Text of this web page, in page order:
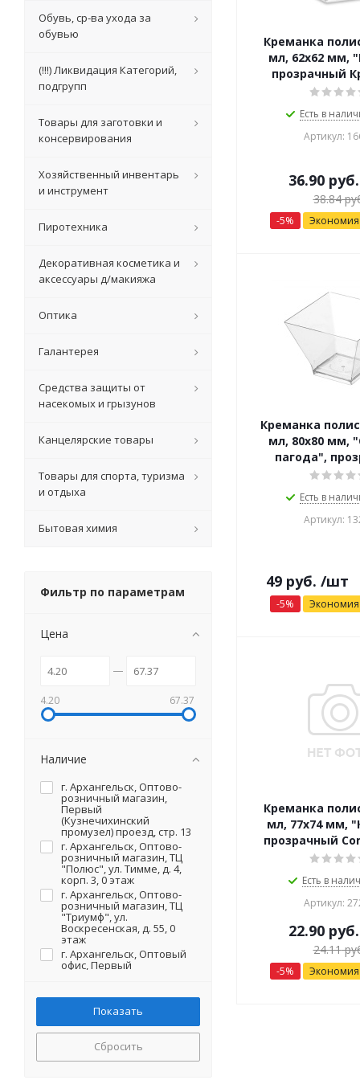
Креманка
мл, 62х62 мм,
прозрачный
Есть в
Артикул:
36.90руб.
38.84
-5%
Креманка
мл, 80х80 мм,
пагода",
Есть в
Артикул:
49 руб. /шт
-5%
Креманка
мл, 77х74 мм,
прозрачный
Есть в
Артикул:
22.90руб.
24.11
-5%
Обувь, ср-ва ухода за
обувью
(!!!) Ликвидация Категорий,
подгрупп
Товары для заготовки и
консервирования
Хозяйственный инвентарь
и инструмент
Пиротехника
Декоративная косметика и
аксессуары д/макияжа
Оптика
Галантерея
Средства защиты от
насекомых и грызунов
Канцелярские товары
Товары для спорта, туризма
и отдыха
Бытовая химия
Фильтр по параметрам
Цена
4.20 67.37
Наличие
г. Архангельск, Оптово-
розничный магазин,
Первый
(Кузнечихинский
промузел) проезд, стр. 13
г. Архангельск, Оптово-
розничный магазин, ТЦ
"Полюс", ул. Тимме, д. 4,
корп. 3, 0 этаж
г. Архангельск, Оптово-
розничный магазин, ТЦ
"Триумф", ул.
Воскресенская, д. 55, 0
этаж
г. Архангельск, Оптовый
офис, Первый
(на территории)
г. Северодвинск, Оптово-
розничный магазин, ул.
Первомайская, д. 20 (на
территории)
Сбросить